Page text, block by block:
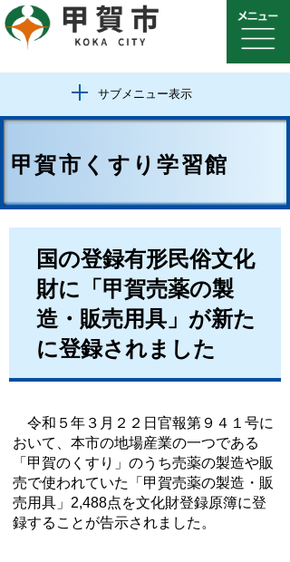
サブメニュー表示
甲賀市くすり学習館
国の登録有形民俗文化
財に「甲賀売薬の製
造・販売用具」が新た
に登録されました
令和５年３月２２日官報第９４１ 号に
おいて、本市の地場産業の一つである
「甲賀のくすり」のうち売薬の製造や販
売で使われていた「甲賀売薬の製造・販
売用具」2,488点を文化財登録原簿に登
録することが告示されました。